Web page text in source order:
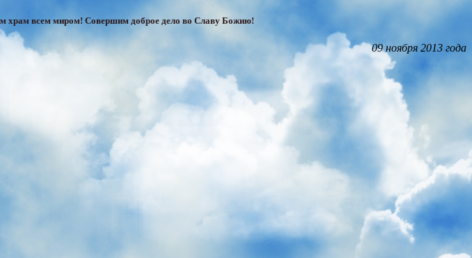
храм всем миром! Совершим доброе дело во Славу Божию!
09 ноября 2013 года